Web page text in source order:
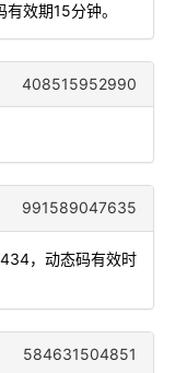
效期15分钟。
408515952990
991589047635
，动态码有效时
584631504851